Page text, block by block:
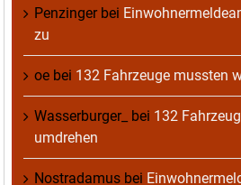
Penzingerbei
zu
oe bei 132 Fahrzeuge mussten
Wasserburger_ bei 132
umdrehen
Nostradamus bei